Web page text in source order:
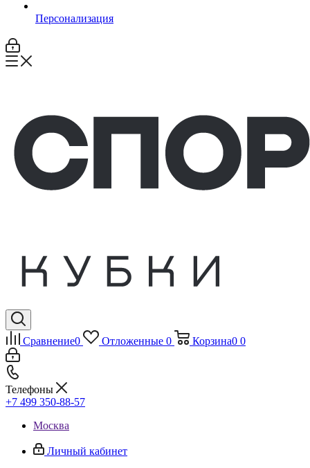
Персонализация
Сравнение0 Отложенные 0 Корзина0 0
Телефоны
+7 499 350-88-57
Москва
Личный кабинет